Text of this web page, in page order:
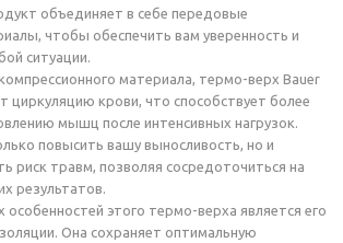
объединяет в себе передовые
чтобы обеспечить вам уверенность и
ситуации.
материала, термо-верх Bauer
циркуляцию крови, что способствует более
мышц после интенсивных нагрузок.
повысить вашу выносливость, но и
риск травм, позволяя сосредоточиться на
результатов.
этого термо-верха является его
Она сохраняет оптимальную